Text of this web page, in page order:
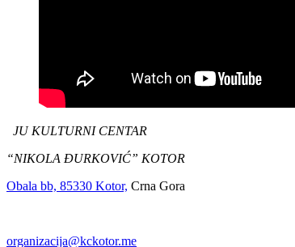
JU KULTURNI CENTAR
“NIKOLA ĐURKOVIĆ” KOTOR
Obala bb, 85330 Kotor, Crna Gora
organizacija@kckotor.me